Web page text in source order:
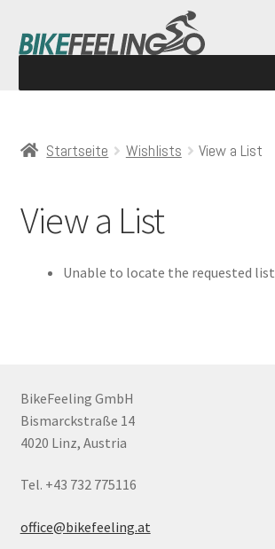
Startseite Wishlists View a List
View a List
Unable to locate the requested list
BikeFeeling GmbH
Bismarckstraße 14
4020 Linz, Austria
Tel. +43 732 775116
office@bikefeeling.at